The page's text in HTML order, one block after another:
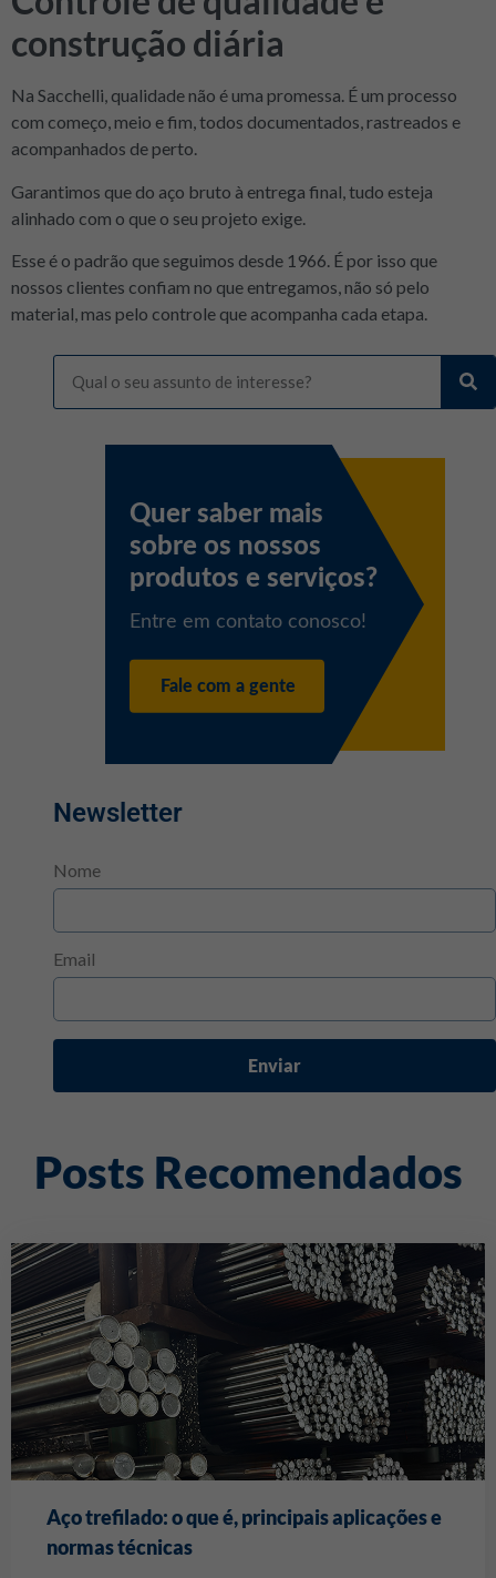
construção diária
Na Sacchelli, qualidade não é uma promessa. É um processo
com começo, meio e fim, todos documentados, rastreados e
acompanhados de perto.
Garantimos que do aço bruto à entrega final, tudo esteja
alinhado com o que o seu projeto exige.
Esse é o padrão que seguimos desde 1966. É por isso que
nossos clientes confiam no que entregamos, não só pelo
material, mas pelo controle que acompanha cada etapa.
Newsletter
Nome
Email
Enviar
Posts Recomendados
Aço trefilado: o que é, principais aplicações e
normas técnicas